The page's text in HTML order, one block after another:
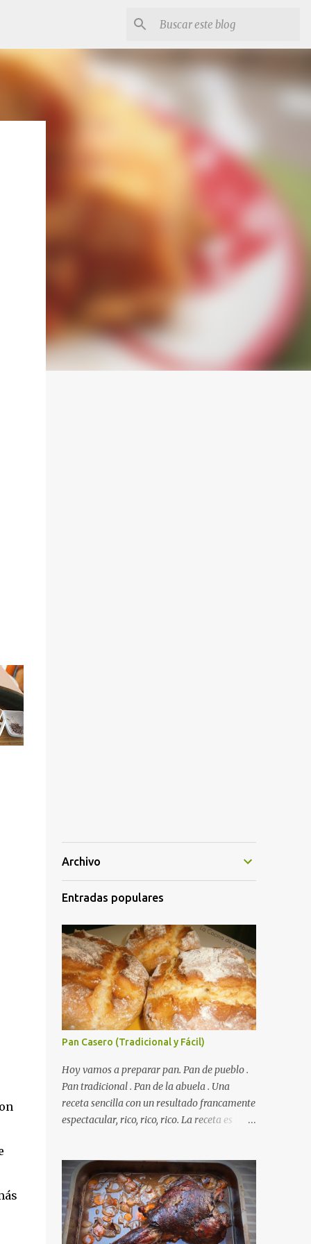
Archivo
Entradas populares
Autorecambiosstore.ES
Pan Casero (Tradicional y Fácil)
Hoy vamos a preparar pan. Pan de pueblo .
Pan tradicional . Pan de la abuela . Una
receta sencilla con un resultado francamente
espectacular, rico, rico, rico. La receta es
Es económico ( por un euro y poco sale todo
éste pan ). El pan sale crujiente y tierno,
además te aguanta varios días y puedes
utilizarlo para otras recetas como tostas o
picatostes. INGREDIENTES para un Pan